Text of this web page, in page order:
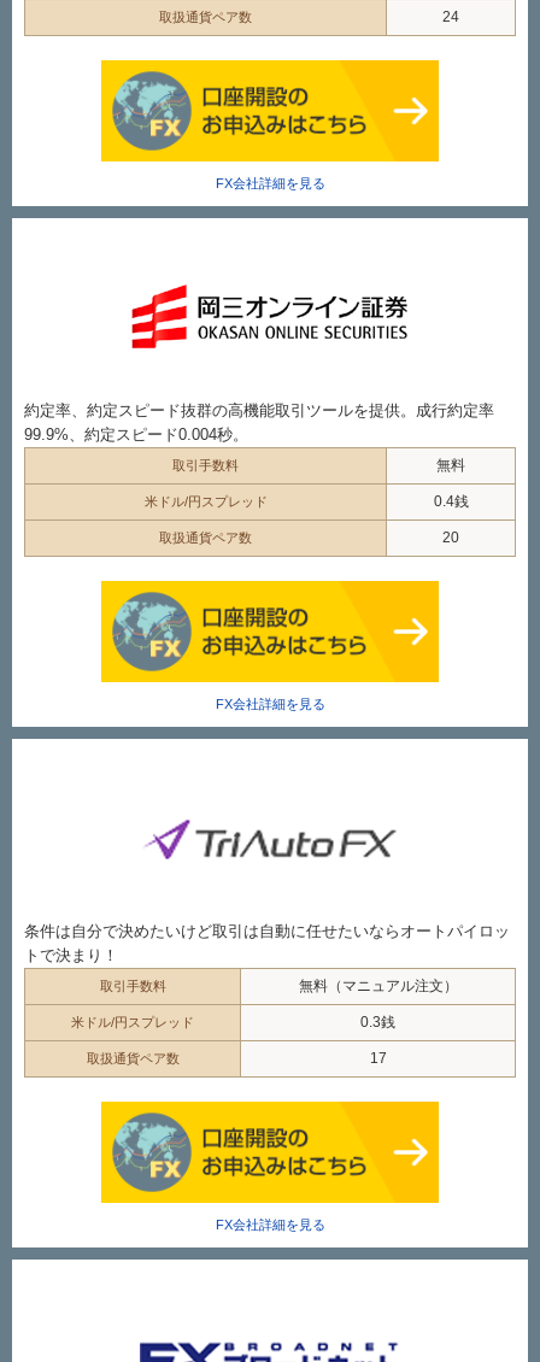
取扱通貨ペア数 24
FX会社詳細を見る
約定率、約定スピード抜群の高機能取引ツールを提供。成行約定率
99.9%、約定スピード0.004秒。
取引手数料 無料
米ドル/円スプレッド 0.4銭
取扱通貨ペア数 20
FX会社詳細を見る
条件は自分で決めたいけど取引は自動に任せたいならオートパイロッ
トで決まり！
取引手数料 無料（マニュアル注文）
米ドル/円スプレッド 0.3銭
取扱通貨ペア数 17
FX会社詳細を見る